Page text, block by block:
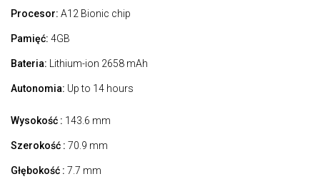
Procesor: A12 Bionic chip
Pamięć: 4GB
Bateria: Lithium-ion 2658 mAh
Autonomia: Up to 14 hours
Wysokość : 143.6 mm
Szerokość : 70.9 mm
Głębokość : 7.7 mm